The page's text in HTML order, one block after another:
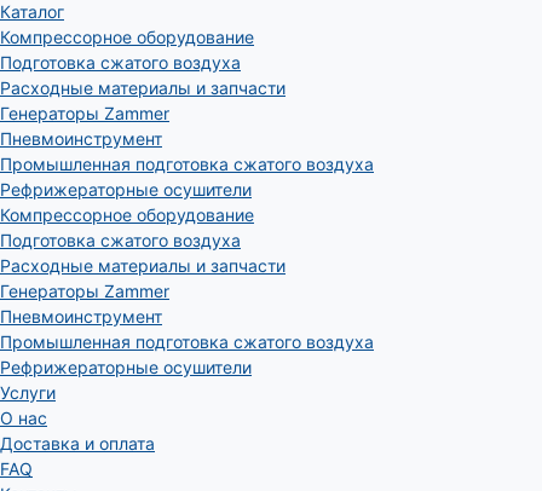
Каталог
Компрессорное оборудование
Подготовка сжатого воздуха
Расходные материалы и запчасти
Генераторы Zammer
Пневмоинструмент
Промышленная подготовка сжатого воздуха
Рефрижераторные осушители
Компрессорное оборудование
Подготовка сжатого воздуха
Расходные материалы и запчасти
Генераторы Zammer
Пневмоинструмент
Промышленная подготовка сжатого воздуха
Рефрижераторные осушители
Услуги
О нас
Доставка и оплата
FAQ